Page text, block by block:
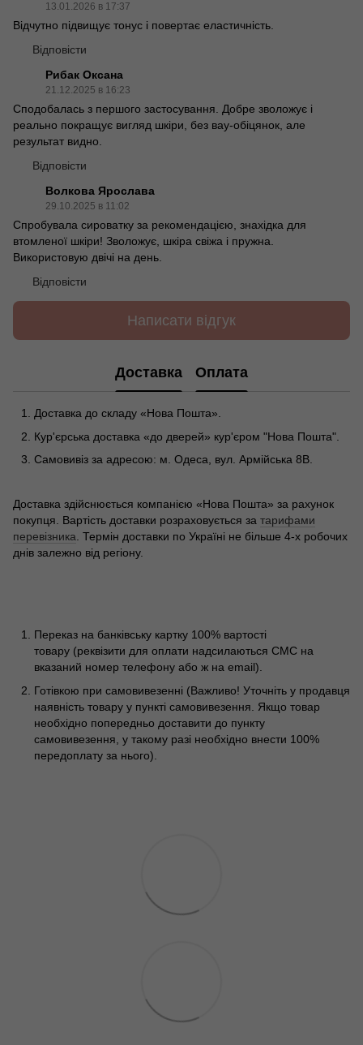
13.01.2026 в 17:37
Відчутно підвищує тонус і повертає еластичність.
Відповісти
Рибак Оксана
21.12.2025 в 16:23
Сподобалась з першого застосування. Добре зволожує і
реально покращує вигляд шкіри, без вау-обіцянок, але
результат видно.
Відповісти
Волкова Ярослава
29.10.2025 в 11:02
Спробувала сироватку за рекомендацією, знахідка для
втомленої шкіри! Зволожує, шкіра свіжа і пружна.
Використовую двічі на день.
Відповісти
Написати відгук
Доставка Оплата
Доставка до складу «Нова Пошта».
Кур'єрська доставка «до дверей» кур'єром "Нова Пошта".
Самовивіз за адресою: м. Одеса, вул. Армійська 8В.
Доставка здійснюється компанією «Нова Пошта» за рахунок
покупця. Вартість доставки розраховується за тарифами
перевізника. Термін доставки по Україні не більше 4-х робочих
днів залежно від регіону.
Переказ на банківську картку 100% вартості
товару (реквізити для оплати надсилаються СМС на
вказаний номер телефону або ж на email).
Готівкою при самовивезенні (Важливо! Уточніть у продавця
наявність товару у пункті самовивезення. Якщо товар
необхідно попередньо доставити до пункту
самовивезення, у такому разі необхідно внести 100%
передоплату за нього).